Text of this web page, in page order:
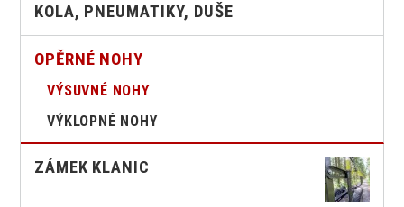
KOLA, PNEUMATIKY, DUŠE
OPĚRNÉ NOHY
VÝSUVNÉ NOHY
VÝKLOPNÉ NOHY
ZÁMEK KLANIC